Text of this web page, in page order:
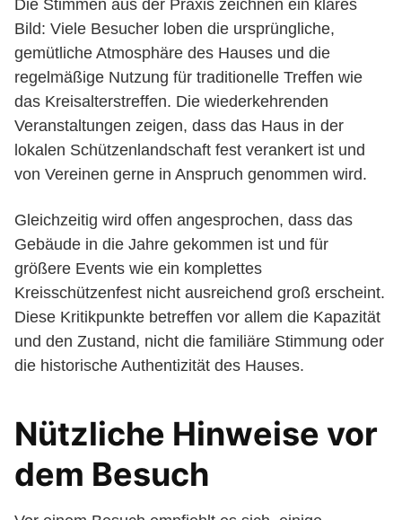
Die Stimmen aus der Praxis zeichnen ein klares
Bild: Viele Besucher loben die ursprüngliche,
gemütliche Atmosphäre des Hauses und die
regelmäßige Nutzung für traditionelle Treffen wie
das Kreisalterstreffen. Die wiederkehrenden
Veranstaltungen zeigen, dass das Haus in der
lokalen Schützenlandschaft fest verankert ist und
von Vereinen gerne in Anspruch genommen wird.
Gleichzeitig wird offen angesprochen, dass das
Gebäude in die Jahre gekommen ist und für
größere Events wie ein komplettes
Kreisschützenfest nicht ausreichend groß erscheint.
Diese Kritikpunkte betreffen vor allem die Kapazität
und den Zustand, nicht die familiäre Stimmung oder
die historische Authentizität des Hauses.
Nützliche Hinweise vor
dem Besuch